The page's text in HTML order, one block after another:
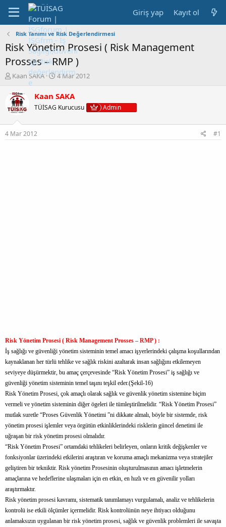
Giriş yap Kayıt ol
Risk Tanımı ve Risk Değerlendirmesi
Risk Yönetim Prosesi ( Risk Management
Prosses – RMP )
K
n
b
u
u
b
Kaan SAKA
B
ş
a
4 Mar 2012
Kaan SAKA
TÜİSAG Kurucusu Admin
4 Mar 2012 #1
Risk Yönetim Prosesi ( Risk Management Prosses – RMP ) :
İş sağlığı ve güvenliği yönetim sisteminin temel amacı işyerlerindeki çalışma koşullarından
kaynaklanan her türlü tehlike ve sağlık riskini azaltarak insan sağlığını etkilemeyen
seviyeye düşürmektir, bu amaç çerçevesinde “Risk Yönetim Prosesi” iş sağlığı ve
güvenliği yönetim sisteminin temel taşını teşkil eder.(Şekil-16)
Risk Yönetim Prosesi, çok amaçlı olarak sağlık ve güvenlik yönetim sistemine biçim
vermeli ve yönetim sisteminin diğer ögeleri ile tümleştirilmelidir. “Risk Yönetim Prosesi”
mutlak suretle “Proses Güvenlik Yönetimi ”ni dikkate almalı, böyle bir sistemde, risk
yönetim prosesi işlemler veya örgütün etkinliklerindeki risklerin güncel denetimi ile
uğraşan bir risk yönetim prosesi olmalıdır.
“Risk Yönetim Prosesi” ortamdaki tehlikeleri belirleyen, onların kritik değişkenler ve
fonksiyonlar üzerindeki etkilerini araştıran ve koruma amaçlı mekanizma veya stratejiler
geliştiren bir tekniktir. Risk yönetim Prosesinin oluşturulmasının amacı işletmelerin
amaçlarına ve hedeflerine ulaşmaları için en etkin, en hızlı ve en güvenilir yolları
araştırmaktır.
Risk yönetim prosesi kavramı, sistematik tanımlamayı vurgulamalı, analiz ve tehlikelerin
kontrolü ise etkili ölçümler içermelidir. Risk kontrolünün neye ihtiyacı olduğunu
anlamaksızın uygulanan bir risk yönetim prosesi, sağlık ve güvenlik problemleri ile savaşta